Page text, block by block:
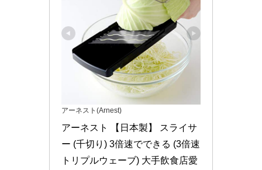
アーネスト(Arnest)
アーネスト 【日本製】 スライサ
ー (千切り) 3倍速でできる (3倍速
トリプルウェーブ) 大手飲食店愛